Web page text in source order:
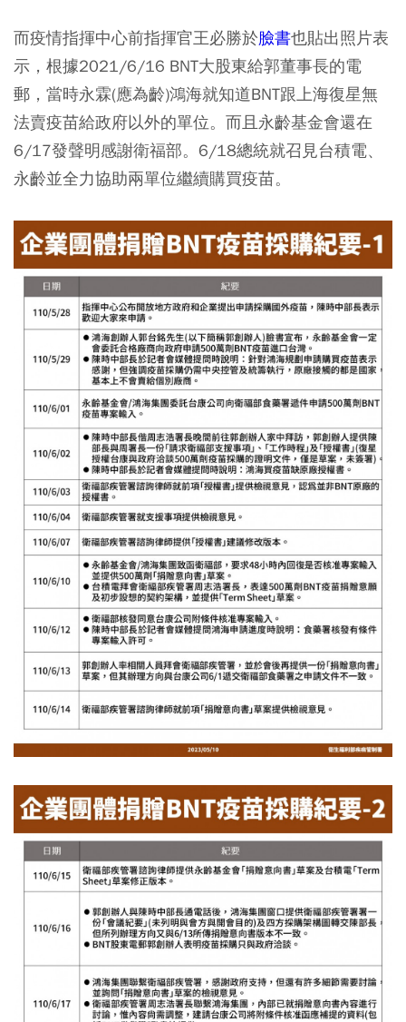
而疫情指揮中心前指揮官王必勝於臉書也貼出照片表
示，根據2021/6/16 BNT大股東給郭董事長的電
郵，當時永霖(應為齡)鴻海就知道BNT跟上海復星無
法賣疫苗給政府以外的單位。而且永齡基金會還在
6/17發聲明感謝衛福部。6/18總統就召見台積電、
永齡並全力協助兩單位繼續購買疫苗。